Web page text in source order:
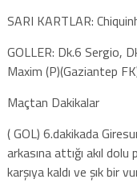
SARI KARTLAR:
GOLLER: Dk.6 Sergio,
Maxim (P)(Gaziantep
Maçtan Dakikalar
( GOL) 6.dakikada
arkasına attığı akıl
karşıya kaldı ve şık bir